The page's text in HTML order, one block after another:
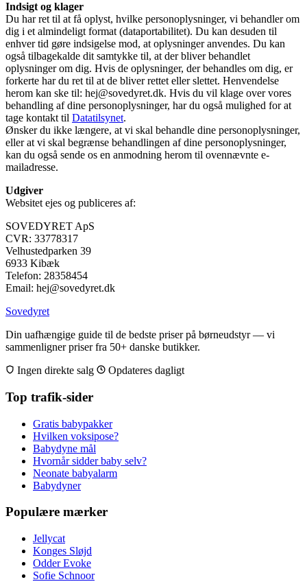
Indsigt og klager
Du har ret til at få oplyst, hvilke personoplysninger, vi behandler om
dig i et almindeligt format (dataportabilitet). Du kan desuden til
enhver tid gøre indsigelse mod, at oplysninger anvendes. Du kan
også tilbagekalde dit samtykke til, at der bliver behandlet
oplysninger om dig. Hvis de oplysninger, der behandles om dig, er
forkerte har du ret til at de bliver rettet eller slettet. Henvendelse
herom kan ske til: hej@sovedyret.dk. Hvis du vil klage over vores
behandling af dine personoplysninger, har du også mulighed for at
tage kontakt til Datatilsynet.
Ønsker du ikke længere, at vi skal behandle dine personoplysninger,
eller at vi skal begrænse behandlingen af dine personoplysninger,
kan du også sende os en anmodning herom til ovennævnte e-
mailadresse.
Udgiver
Websitet ejes og publiceres af:
SOVEDYRET ApS
CVR: 33778317
Velhustedparken 39
6933 Kibæk
Telefon: 28358454
Email: hej@sovedyret.dk
Sovedyret
Din uafhængige guide til de bedste priser på børneudstyr — vi
sammenligner priser fra 50+ danske butikker.
Ingen direkte salg
Opdateres dagligt
Top trafik-sider
Gratis babypakker
Hvilken voksipose?
Babydyne mål
Hvornår sidder baby selv?
Neonate babyalarm
Babydyner
Populære mærker
Jellycat
Konges Sløjd
Odder Evoke
Sofie Schnoor